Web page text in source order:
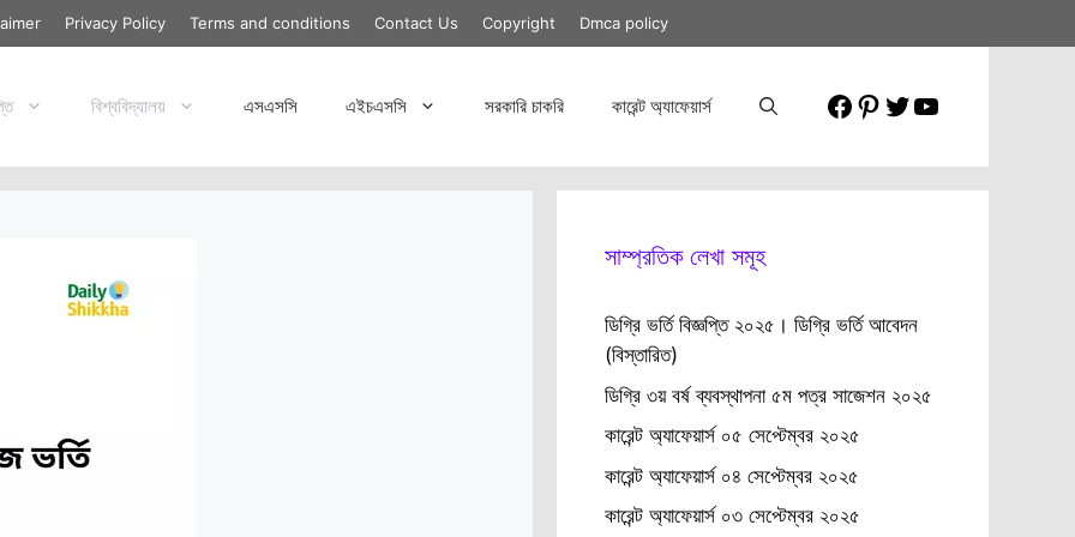
Privacy Policy Terms and conditions Contact Us Copyright Dmca policy
বিশ্ববিদ্যালয় এসএসসি এইচএসসি সরকারি চাকরি কারেন্ট অ্যাফেয়ার্স Facebook
Pinterest
Twitter
YouTube
সাম্প্রতিক লেখা সমূহ
ডিগ্রি ভর্তি বিজ্ঞপ্তি ২০২৫। ডিগ্রি ভর্তি আবেদন
(বিস্তারিত)
ডিগ্রি ৩য় বর্ষ ব্যবস্থাপনা ৫ম পত্র সাজেশন ২০২৫
কারেন্ট অ্যাফেয়ার্স ০৫ সেপ্টেম্বর ২০২৫
কারেন্ট অ্যাফেয়ার্স ০৪ সেপ্টেম্বর ২০২৫
কারেন্ট অ্যাফেয়ার্স ০৩ সেপ্টেম্বর ২০২৫